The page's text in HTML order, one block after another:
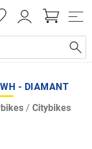
- DIAMANT
/ Citybikes